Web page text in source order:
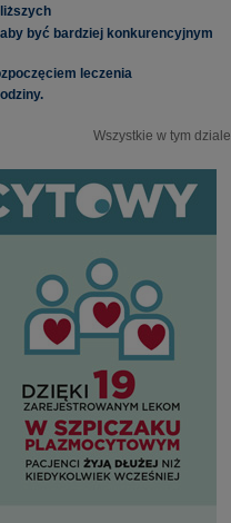
być bardziej konkurencyjnym
leczenia
Wszystkie w tym dziale